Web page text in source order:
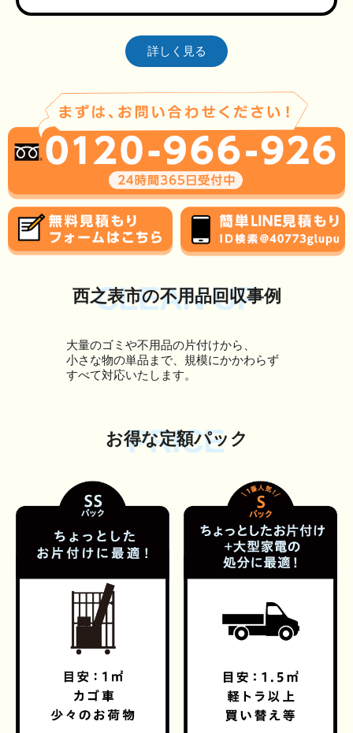
詳しく見る
CLEAN UP
西之表市の不用品回収事例
大量のゴミや不用品の片付けから、
小さな物の単品まで、規模にかかわらず
すべて対応いたします。
PRICE
お得な定額パック